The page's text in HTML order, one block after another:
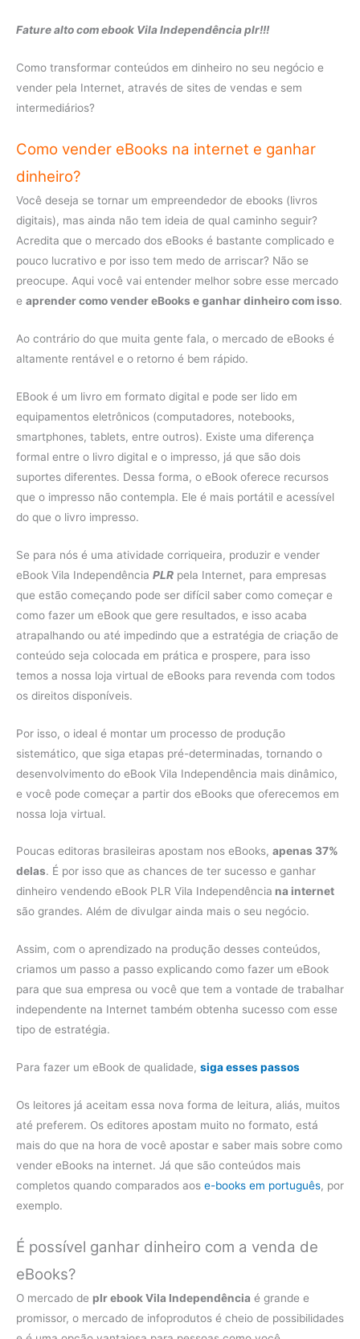
Fature alto com ebook Vila Independência plr!!!
Como transformar conteúdos em dinheiro no seu negócio e
vender pela Internet, através de sites de vendas e sem
intermediários?
Como vender eBooks na internet e ganhar
dinheiro?
Você deseja se tornar um empreendedor de ebooks (livros
digitais), mas ainda não tem ideia de qual caminho seguir?
Acredita que o mercado dos eBooks é bastante complicado e
pouco lucrativo e por isso tem medo de arriscar? Não se
preocupe. Aqui você vai entender melhor sobre esse mercado
e aprender como vender eBooks e ganhar dinheiro com isso.
Ao contrário do que muita gente fala, o mercado de eBooks é
altamente rentável e o retorno é bem rápido.
EBook é um livro em formato digital e pode ser lido em
equipamentos eletrônicos (computadores, notebooks,
smartphones, tablets, entre outros). Existe uma diferença
formal entre o livro digital e o impresso, já que são dois
suportes diferentes. Dessa forma, o eBook oferece recursos
que o impresso não contempla. Ele é mais portátil e acessível
do que o livro impresso.
Se para nós é uma atividade corriqueira, produzir e vender
eBook Vila Independência PLR pela Internet, para empresas
que estão começando pode ser difícil saber como começar e
como fazer um eBook que gere resultados, e isso acaba
atrapalhando ou até impedindo que a estratégia de criação de
conteúdo seja colocada em prática e prospere, para isso
temos a nossa loja virtual de eBooks para revenda com todos
os direitos disponíveis.
Por isso, o ideal é montar um processo de produção
sistemático, que siga etapas pré-determinadas, tornando o
desenvolvimento do eBook Vila Independência mais dinâmico,
e você pode começar a partir dos eBooks que oferecemos em
nossa loja virtual.
Poucas editoras brasileiras apostam nos eBooks, apenas 37%
delas. É por isso que as chances de ter sucesso e ganhar
dinheiro vendendo eBook PLR Vila Independência na internet
são grandes. Além de divulgar ainda mais o seu negócio.
Assim, com o aprendizado na produção desses conteúdos,
criamos um passo a passo explicando como fazer um eBook
para que sua empresa ou você que tem a vontade de trabalhar
independente na Internet também obtenha sucesso com esse
tipo de estratégia.
Para fazer um eBook de qualidade, siga esses passos
Os leitores já aceitam essa nova forma de leitura, aliás, muitos
até preferem. Os editores apostam muito no formato, está
mais do que na hora de você apostar e saber mais sobre como
vender eBooks na internet. Já que são conteúdos mais
completos quando comparados aos e-books em português, por
exemplo.
É possível ganhar dinheiro com a venda de
eBooks?
O mercado de plr ebook Vila Independência é grande e
promissor, o mercado de infoprodutos é cheio de possibilidades